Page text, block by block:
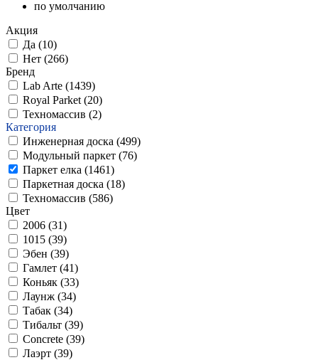
по умолчанию
Акция
Да (10)
Нет (266)
Бренд
Lab Arte (1439)
Royal Parket (20)
Техномассив (2)
Категория
Инженерная доска (499)
Модульный паркет (76)
Паркет елка (1461)
Паркетная доска (18)
Техномассив (586)
Цвет
2006 (31)
1015 (39)
Эбен (39)
Гамлет (41)
Коньяк (33)
Лаунж (34)
Табак (34)
Тибальт (39)
Concrete (39)
Лаэрт (39)